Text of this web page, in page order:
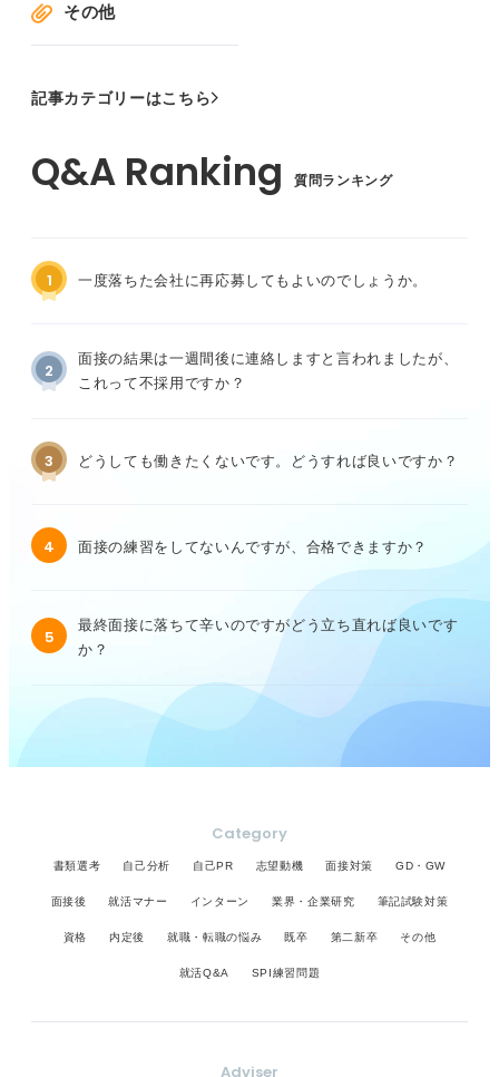
その他
記事カテゴリーはこちら
質問ランキング
1 一度落ちた会社に再応募してもよいのでしょうか。
2
面接の結果は一週間後に連絡しますと言われましたが、
これって不採用ですか？
3 どうしても働きたくないです。どうすれば良いですか？
4 面接の練習をしてないんですが、合格できますか？
5
最終面接に落ちて辛いのですがどう立ち直れば良いです
か？
Category
書類選考 自己分析 自己PR 志望動機 面接対策 GD・GW
面接後 就活マナー インターン 業界・企業研究 筆記試験対策
資格 内定後 就職・転職の悩み 既卒 第二新卒 その他
就活Q&A SPI練習問題
Adviser